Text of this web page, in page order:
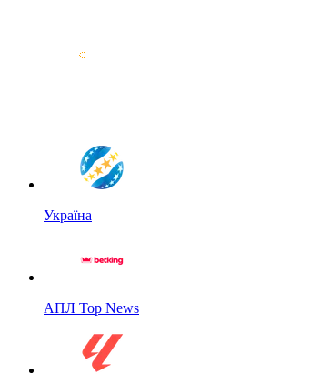
Україна
АПЛ Top News